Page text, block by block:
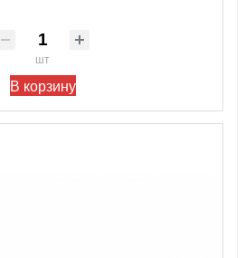
шт
В корзину